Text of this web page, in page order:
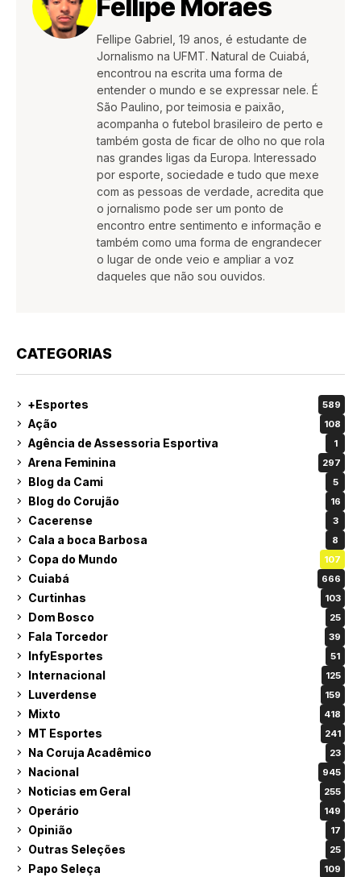
Fellipe Moraes
Fellipe Gabriel, 19 anos, é estudante de
Jornalismo na UFMT. Natural de Cuiabá,
encontrou na escrita uma forma de
entender o mundo e se expressar nele. É
São Paulino, por teimosia e paixão,
acompanha o futebol brasileiro de perto e
também gosta de ficar de olho no que rola
nas grandes ligas da Europa. Interessado
por esporte, sociedade e tudo que mexe
com as pessoas de verdade, acredita que
o jornalismo pode ser um ponto de
encontro entre sentimento e informação e
também como uma forma de engrandecer
o lugar de onde veio e ampliar a voz
daqueles que não sou ouvidos.
CATEGORIAS
+Esportes 589
Ação 108
Agência de Assessoria Esportiva 1
Arena Feminina 297
Blog da Cami 5
Blog do Corujão 16
Cacerense 3
Cala a boca Barbosa 8
Copa do Mundo 107
Cuiabá 666
Curtinhas 103
Dom Bosco 25
Fala Torcedor 39
InfyEsportes 51
Internacional 125
Luverdense 159
Mixto 418
MT Esportes 241
Na Coruja Acadêmico 23
Nacional 945
Noticias em Geral 255
Operário 149
Opinião 17
Outras Seleções 25
Papo Seleça 109